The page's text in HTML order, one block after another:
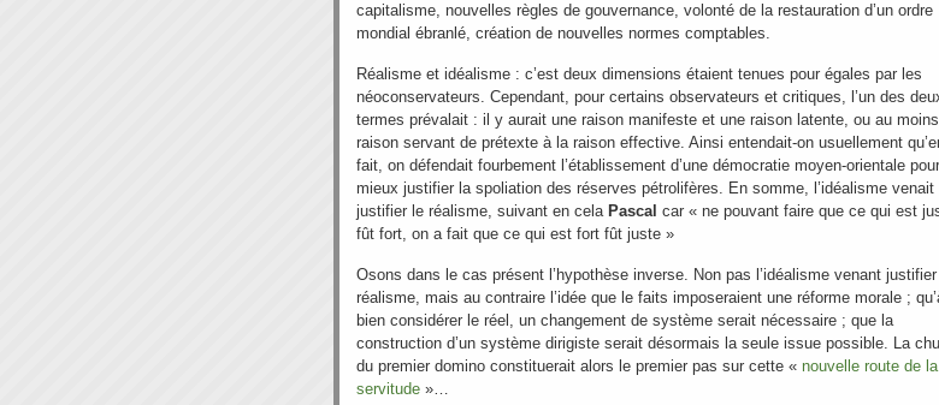
capitalisme, nouvelles règles de gouvernance, volonté de la restauration d’un ordre
mondial ébranlé, création de nouvelles normes comptables.
Réalisme et idéalisme : c’est deux dimensions étaient tenues pour égales par les
néoconservateurs. Cependant, pour certains observateurs et critiques, l’un des
termes prévalait : il y aurait une raison manifeste et une raison latente, ou au
raison servant de prétexte à la raison effective. Ainsi entendait-on usuellement
fait, on défendait fourbement l’établissement d’une démocratie moyen-orientale pour
mieux justifier la spoliation des réserves pétrolifères. En somme, l’idéalisme venait
justifier le réalisme, suivant en cela Pascal car « ne pouvant faire que ce qui est
fût fort, on a fait que ce qui est fort fût juste »
Osons dans le cas présent l’hypothèse inverse. Non pas l’idéalisme venant
réalisme, mais au contraire l’idée que le faits imposeraient une réforme morale ;
bien considérer le réel, un changement de système serait nécessaire ; que la
construction d’un système dirigiste serait désormais la seule issue possible. La
du premier domino constituerait alors le premier pas sur cette « nouvelle route de la
servitude »…